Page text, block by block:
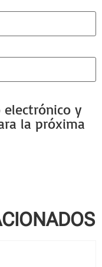
electrónico y
la próxima